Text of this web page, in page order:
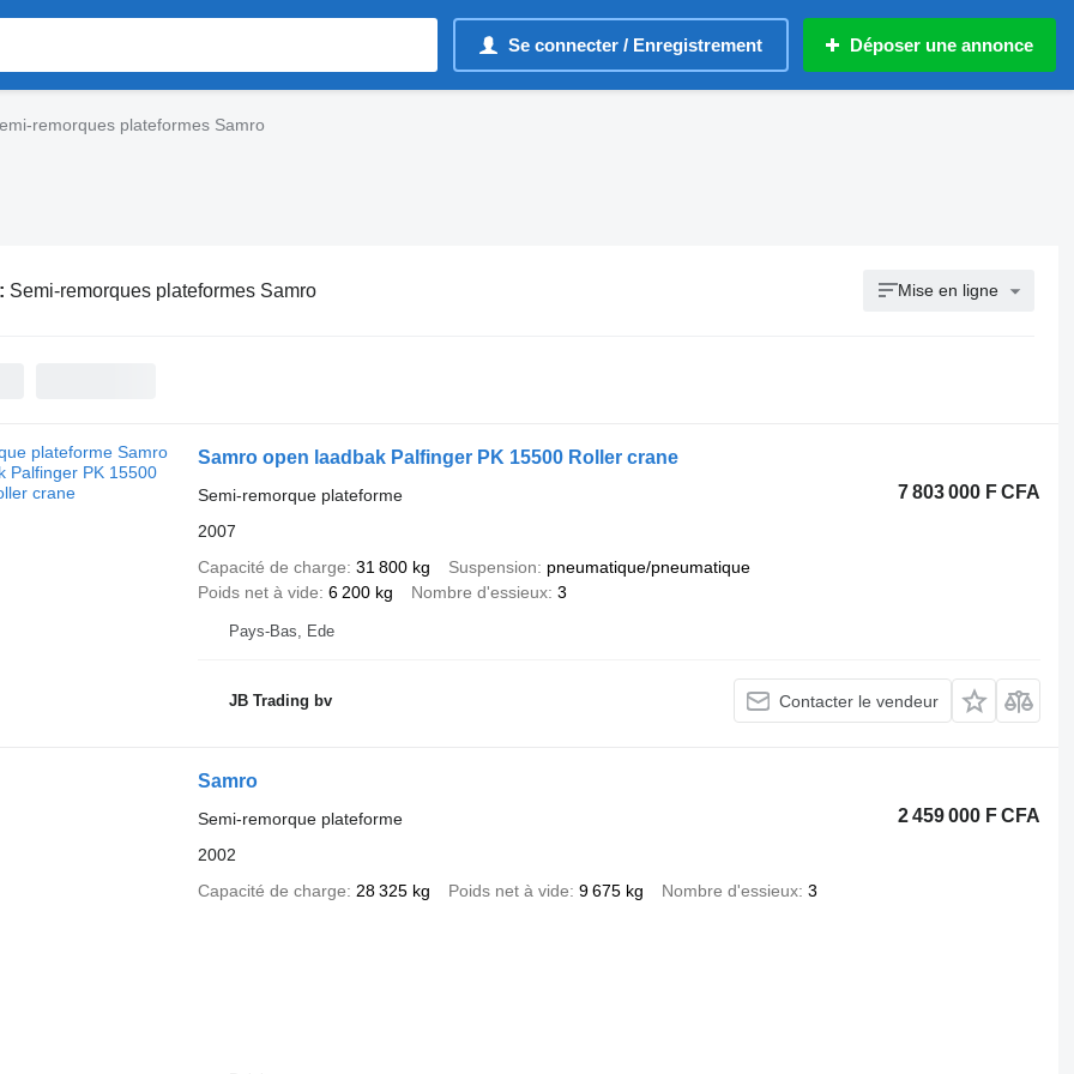
Se connecter / Enregistrement Déposer une annonce
remorques plateformes Samro
Semi-remorques plateformes Samro Mise en ligne
Samro open laadbak Palfinger PK 15500 Roller crane
7 803 000 F CFA
Semi-remorque plateforme
2007
Capacité de charge 31 800 kg Suspension
pneumatique/pneumatique
Poids net à vide 6 200 kg Nombre d'essieux 3
Pays-Bas, Ede
JB Trading bv Contacter le vendeur
Samro
2 459 000 F CFA
Semi-remorque plateforme
2002
Capacité de charge
28 325 kg Poids net à vide 9 675 kg Nombre d'essieux 3